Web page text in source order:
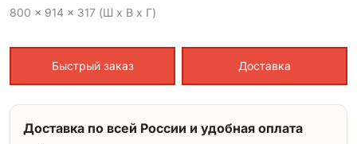
800 x 914 x 317 (Ш x В x Г)
Быстрый заказ Доставка
Доставка по всей России и удобная оплата